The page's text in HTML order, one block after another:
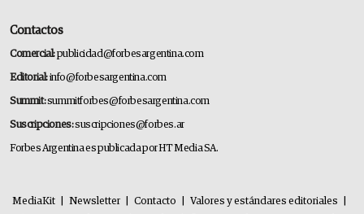
Contactos
Comercial:publicidad@forbesargentina.com
Editorial:info@forbesargentina.com
Summit:summitforbes@forbesargentina.com
Suscripciones:suscripciones@forbes.ar
Forbes Argentina es publicada por HT Media SA.
MediaKit Newsletter Contacto Valores y estándares editoriales